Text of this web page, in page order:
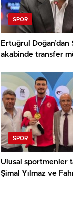
SPOR
Ertuğrul Doğan’dan
akabinde transfer
SPOR
Ulusal sportmenler
Şimal Yılmaz ve